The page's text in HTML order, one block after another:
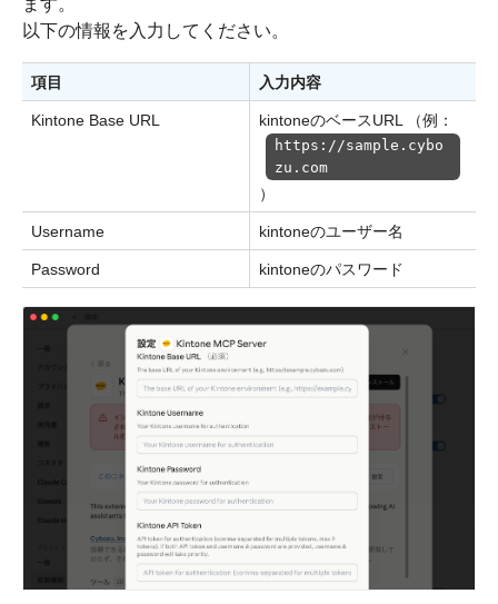
ます。
以下の情報を入力してください。
項目 入力内容
Kintone Base URL kintoneのベースURL （例：
https://sample.cybo
zu.com
）
Username kintoneのユーザー名
Password kintoneのパスワード